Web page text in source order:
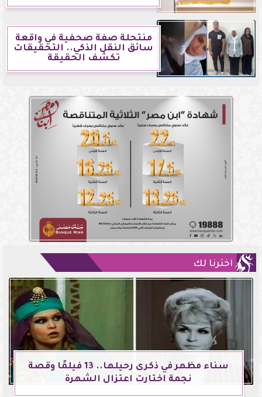
منتحلة صفة صحفية في واقعة
سائق النقل الذكي.. التحقيقات
تكشف الحقيقة
اخترنا لك
سناء مظهر في ذكرى رحيلها.. 13 فيلمًا وقصة
نجمة اختارت اعتزال الشهرة